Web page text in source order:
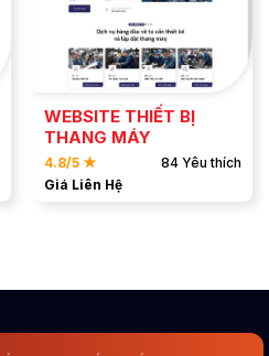
XEM DEMO
WEBSITE THIẾT BỊ
THANG MÁY
4.8/5 ★
84 Yêu thích
Giá Liên Hệ